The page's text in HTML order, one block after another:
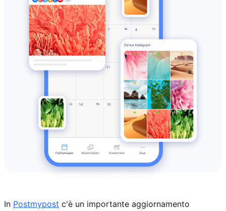
In Postmypost c'è un importante aggiornamento